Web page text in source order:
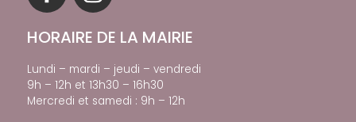
HORAIRE DE LA MAIRIE
Lundi – mardi – jeudi – vendredi
9h – 12h et 13h30 – 16h30
Mercredi et samedi : 9h – 12h